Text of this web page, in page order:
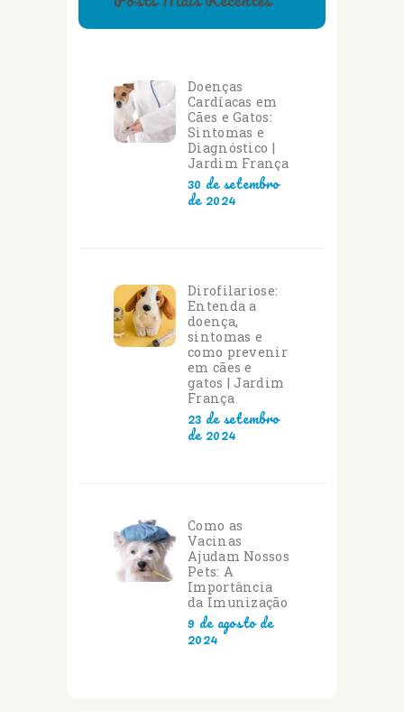
Doenças
Cardíacas em
Cães e Gatos:
Sintomas e
Diagnóstico |
Jardim França
30 de setembro
de 2024
Dirofilariose:
Entenda a
doença,
sintomas e
como prevenir
em cães e
gatos | Jardim
França
23 de setembro
de 2024
Como as
Vacinas
Ajudam Nossos
Pets: A
Importância
da Imunização
9 de agosto de
2024